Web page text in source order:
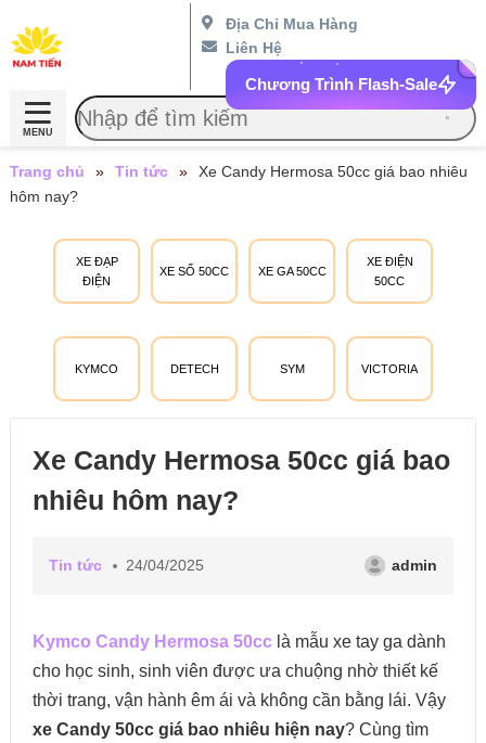
Địa Chỉ Mua Hàng
Liên Hệ
Chương Trình Flash-Sale
MENU
XE ĐẠP
ĐIỆN
XE SỐ 50CC XE GA 50CC
XE ĐIỆN
50CC
KYMCO DETECH SYM VICTORIA
Trang chủ » Tin tức »
Xe Candy Hermosa 50cc giá bao nhiêu
hôm nay?
Xe Candy Hermosa 50cc giá bao
nhiêu hôm nay?
Tin tức 24/04/2025 admin
Kymco Candy Hermosa 50cclà mẫu xe tay ga dành
cho học sinh, sinh viên được ưa chuộng nhờ thiết kế
thời trang, vận hành êm ái và không cần bằng lái. Vậy
xe Candy 50cc giá bao nhiêu hiện nay? Cùng tìm